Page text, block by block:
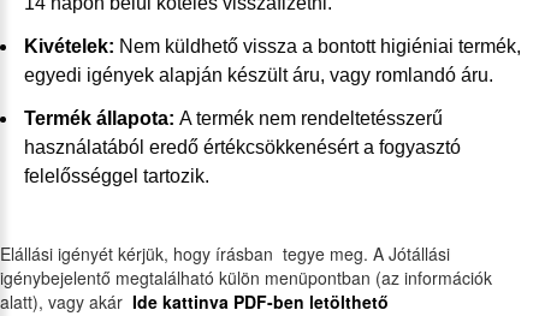
Kivételek: Nem küldhető vissza a bontott higiéniai termék,
egyedi igények alapján készült áru, vagy romlandó áru.
Termék állapota: A termék nem rendeltetésszerű
használatából eredő értékcsökkenésért a fogyasztó
felelősséggel tartozik.
Elállási igényét kérjük, hogy írásban tegye meg. A Jótállási
igénybejelentő megtalálható külön menüpontban (az információk
alatt), vagy akár Ide kattinva PDF-ben letölthető